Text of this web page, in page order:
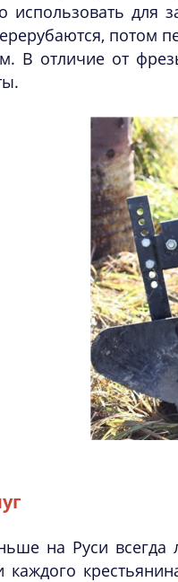
использовать для
потом
В отличие от
на Руси всегда
каждого